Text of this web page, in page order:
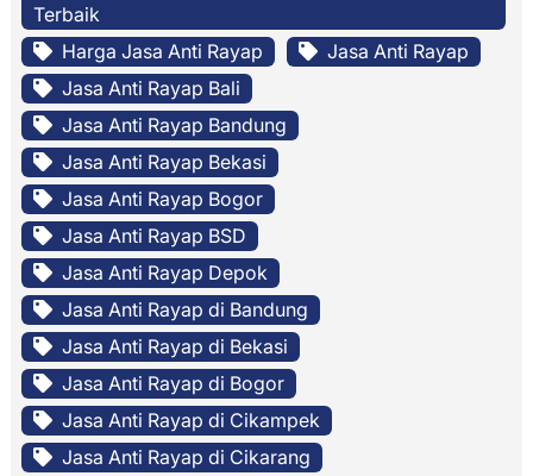
Terbaik
Harga Jasa Anti Rayap
Jasa Anti Rayap
Jasa Anti Rayap Bali
Jasa Anti Rayap Bandung
Jasa Anti Rayap Bekasi
Jasa Anti Rayap Bogor
Jasa Anti Rayap BSD
Jasa Anti Rayap Depok
Jasa Anti Rayap di Bandung
Jasa Anti Rayap di Bekasi
Jasa Anti Rayap di Bogor
Jasa Anti Rayap di Cikampek
Jasa Anti Rayap di Cikarang